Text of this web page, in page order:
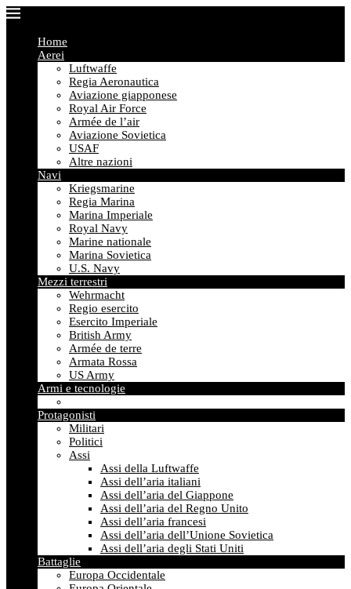
Home
Aerei
Luftwaffe
Regia Aeronautica
Aviazione giapponese
Royal Air Force
Armée de l’air
Aviazione Sovietica
USAF
Altre nazioni
Navi
Kriegsmarine
Regia Marina
Marina Imperiale
Royal Navy
Marine nationale
Marina Sovietica
U.S. Navy
Mezzi terrestri
Wehrmacht
Regio esercito
Esercito Imperiale
British Army
Armée de terre
Armata Rossa
US Army
Armi e tecnologie
Protagonisti
Militari
Politici
Assi
Assi della Luftwaffe
Assi dell’aria italiani
Assi dell’aria del Giappone
Assi dell’aria del Regno Unito
Assi dell’aria francesi
Assi dell’aria dell’Unione Sovietica
Assi dell’aria degli Stati Uniti
Battaglie
Europa Occidentale